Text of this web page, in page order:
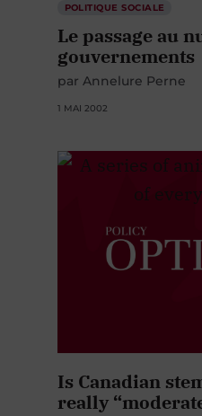
POLITIQUE SOCIALE
Le passage au
gouvernements
par Annelure Perne
1 MAI 2002
Is Canadian
really